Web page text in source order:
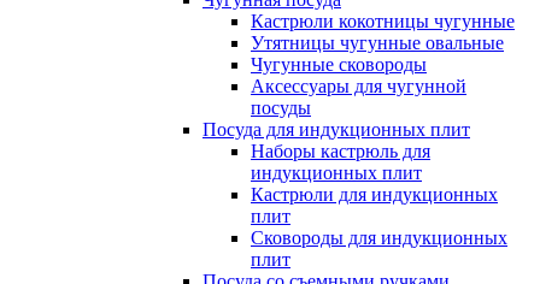
Кастрюли кокотницы чугунные
Утятницы чугунные овальные
Чугунные сковороды
Аксессуары для чугунной
посуды
Посуда для индукционных плит
Наборы кастрюль для
индукционных плит
Кастрюли для индукционных
плит
Сковороды для индукционных
плит